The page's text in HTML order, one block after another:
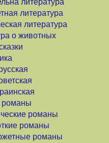
литература
литература
литература
о животных
романы
романы
романы